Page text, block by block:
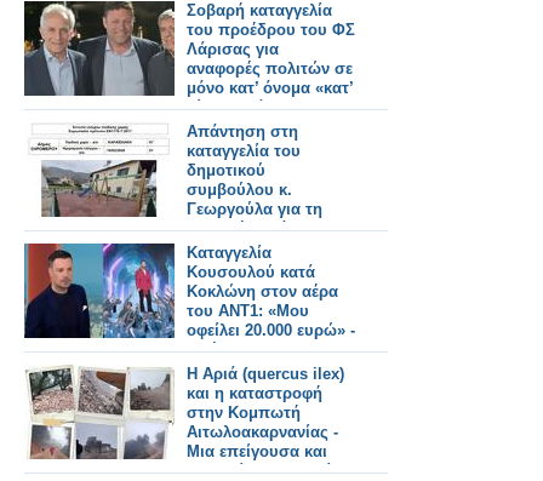
Σοβαρή καταγγελία
του προέδρου του ΦΣ
Λάρισας για
αναφορές πολιτών σε
μόνο κατ’ όνομα «κατ’
οίκον» διάθεση ΦΥΚ
Απάντηση στη
καταγγελία του
δημοτικού
συμβούλου κ.
Γεωργούλα για τη
παιδική χαρά
Αστακού.
Καταγγελία
Κουσουλού κατά
Κοκλώνη στον αέρα
του ΑΝΤ1: «Μου
οφείλει 20.000 ευρώ» -
Τα έχωσε και στην
Σίσσυ Χρηστίδου...
Η Αριά (quercus ilex)
και η καταστροφή
στην Κομπωτή
Αιτωλοακαρνανίας -
Μια επείγουσα και
εναγκαία καταγγελία.